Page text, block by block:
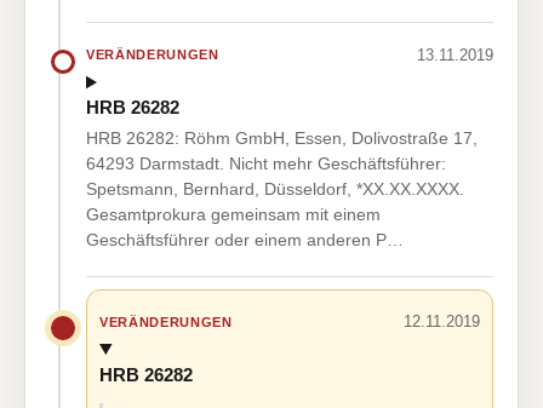
VERÄNDERUNGEN 13.11.2019
HRB 26282
HRB 26282: Röhm GmbH, Essen, Dolivostraße 17,
64293 Darmstadt. Nicht mehr Geschäftsführer:
Spetsmann, Bernhard, Düsseldorf, *XX.XX.XXXX.
Gesamtprokura gemeinsam mit einem
Geschäftsführer oder einem anderen P…
VERÄNDERUNGEN 12.11.2019
HRB 26282